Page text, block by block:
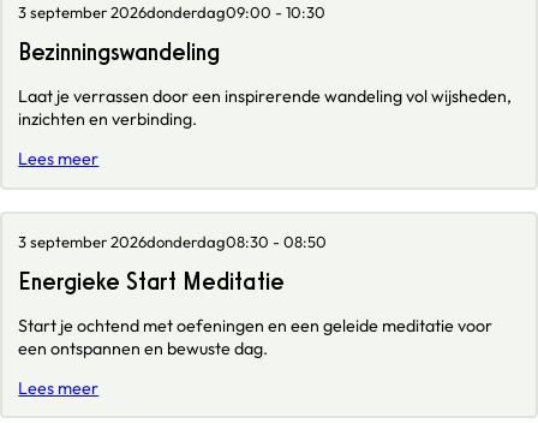
3 september 2026donderdag09:00 - 10:30
Bezinningswandeling
Laat je verrassen door een inspirerende wandeling vol wijsheden,
inzichten en verbinding.
Lees meer
3 september 2026donderdag08:30 - 08:50
Energieke Start Meditatie
Start je ochtend met oefeningen en een geleide meditatie voor
een ontspannen en bewuste dag.
Lees meer